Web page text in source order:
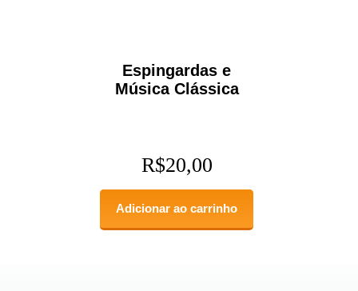
Espingardas e
Música Clássica
R$20,00
Adicionar ao carrinho